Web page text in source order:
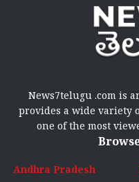
News7telugu .com is
provides a wide variety
one of the most
Andhra Pradesh